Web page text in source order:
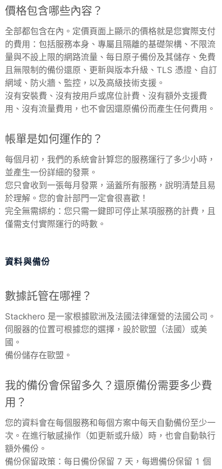
RethinkDB
Ruby
TimescaleDB
Valkey
Wazuh
價格包含哪些內容？
全部都包含在內。定價頁面上顯示的價格就是您實際支付
的費用：包括服務本身、專屬且隔離的基礎架構、不限流
量與不設上限的網路流量、每日原子備份及其儲存、免費
且無限制的備份還原、更新與版本升級、TLS 憑證、自訂
網域、防火牆、監控，以及高級技術支援。
沒有安裝費、沒有按用戶或席位計費、沒有額外支援費
用、沒有流量費用，也不會因還原備份而產生任何費用。
帳單是如何運作的？
每個月初，我們的系統會計算您的服務運行了多少小時，
並產生一份詳細的發票。
您只會收到一張每月發票，涵蓋所有服務，說明清楚且易
於理解。您的會計部門一定會很喜歡！
完全無需綁約：您只需一鍵即可停止某項服務的計費，且
僅需支付實際運行的時數。
資料與備份
數據託管在哪裡？
Stackhero 是一家根據歐洲及法國法律運營的法國公司。
伺服器的位置可根據您的選擇，設於歐盟（法國）或美
國。
備份儲存在歐盟。
我的備份會保留多久？還原備份需要多少費
用？
您的資料會在每個服務和每個方案中每天自動備份至少一
次。在進行敏感操作（如更新或升級）時，也會自動執行
額外備份。
備份保留政策：每日備份保留 7 天，每週備份保留 1 個